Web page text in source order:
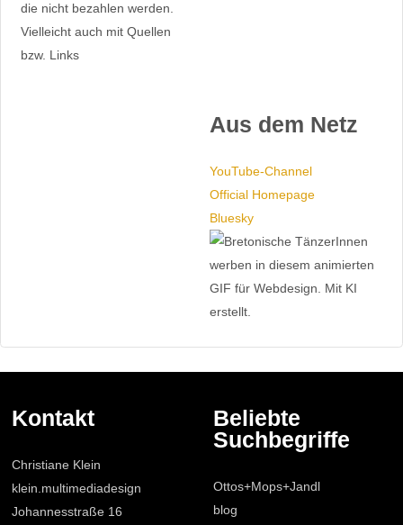
die nicht bezahlen werden.
Vielleicht auch mit Quellen
bzw. Links
Aus dem Netz
YouTube-Channel
Official Homepage
Bluesky
Kontakt
Christiane Klein
klein.multimediadesign
Johannesstraße 16
Beliebte
Suchbegriffe
Ottos+Mops+Jandl
blog